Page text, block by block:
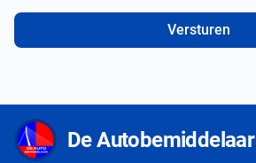
Versturen
De Autobemiddelaar